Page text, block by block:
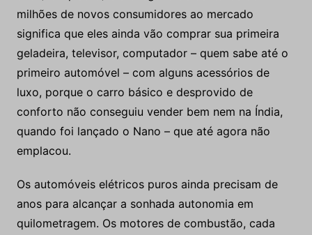
milhões de novos consumidores ao mercado
significa que eles ainda vão comprar sua primeira
geladeira, televisor, computador – quem sabe até o
primeiro automóvel – com alguns acessórios de
luxo, porque o carro básico e desprovido de
conforto não conseguiu vender bem nem na Índia,
quando foi lançado o Nano – que até agora não
emplacou.
Os automóveis elétricos puros ainda precisam de
anos para alcançar a sonhada autonomia em
quilometragem. Os motores de combustão, cada